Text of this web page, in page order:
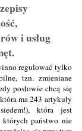
i usług
regulować tylko
tzn. zmieniane
posłowie chcą się
ma 243 artykuły
która jest
których państwo nie